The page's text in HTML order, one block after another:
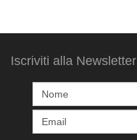
Iscriviti alla Newsletter